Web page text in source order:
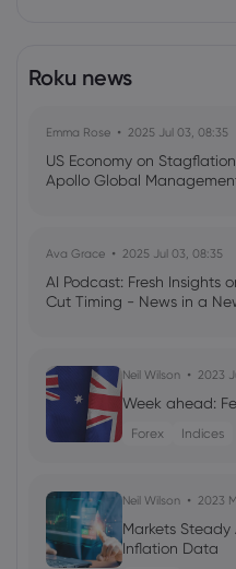
Roku news
Emma Rose 2025 Jul 03, 08:35
US Economy on
Apollo Global
Ava Grace 2025 Jul 03, 08:35
AI Podcast: Fresh Insights
Cut Timing - News in a
Neil Wilson 2023
Week ahead:
Forex Indices
Neil Wilson 2023
Markets Steady
Inflation Data